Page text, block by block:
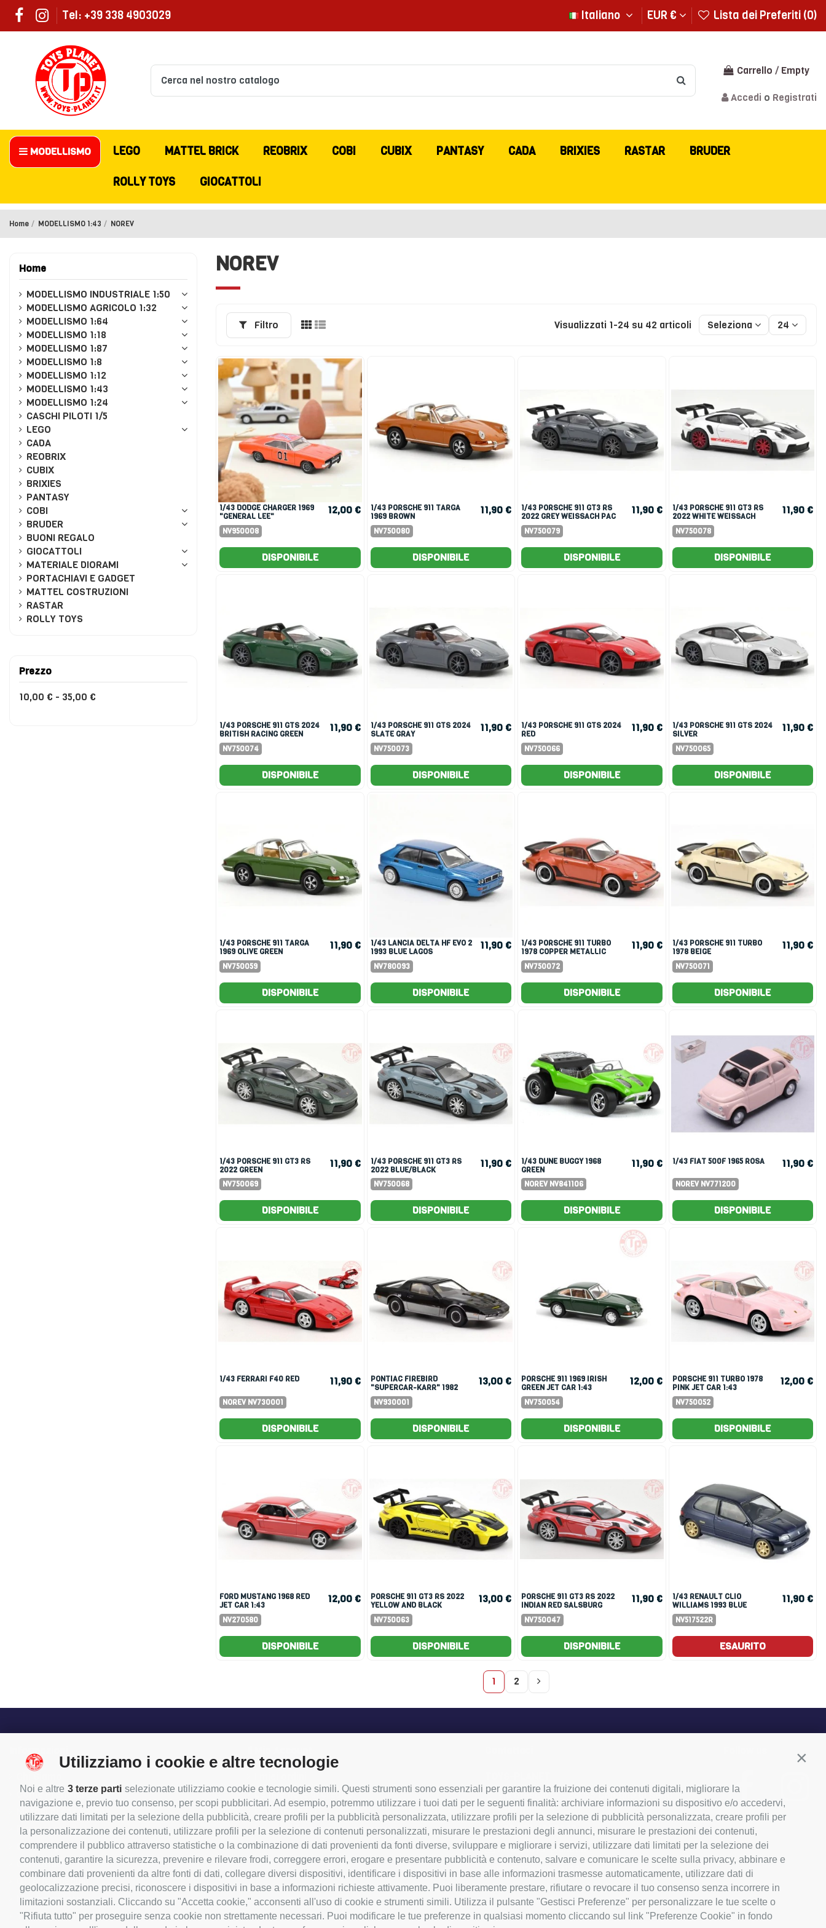
Utilizziamo i cookie e altre tecnologie
Noi e altre 3 terze parti selezionate utilizziamo cookie e tecnologie simili. Questi strumenti sono essenziali per garantire la fruizione dei contenuti digitali, migliorare la
navigazione e, previo tuo consenso, per scopi pubblicitari. Ad esempio, potremmo utilizzare i tuoi dati per le seguenti finalità: archiviare informazioni su dispositivo e/o accedervi,
utilizzare dati limitati per la selezione della pubblicità, creare profili per la pubblicità personalizzata, utilizzare profili per la selezione di pubblicità personalizzata, creare profili per
la personalizzazione dei contenuti, utilizzare profili per la selezione di contenuti personalizzati, misurare le prestazioni degli annunci, misurare le prestazioni dei contenuti,
comprendere il pubblico attraverso statistiche o la combinazione di dati provenienti da fonti diverse, sviluppare e migliorare i servizi, utilizzare dati limitati per la selezione dei
contenuti, garantire la sicurezza, prevenire e rilevare frodi, correggere errori, erogare e presentare pubblicità e contenuto, salvare e comunicare le scelte sulla privacy, abbinare e
combinare dati provenienti da altre fonti di dati, collegare diversi dispositivi, identificare i dispositivi in base alle informazioni trasmesse automaticamente, utilizzare dati di
geolocalizzazione precisi, riconoscere i dispositivi in base a informazioni richieste attivamente. Puoi liberamente prestare, rifiutare o revocare il tuo consenso senza incorrere in
limitazioni sostanziali. Cliccando su "Accetta cookie," acconsenti all'uso di cookie e strumenti simili. Utilizza il pulsante "Gestisci Preferenze" per personalizzare le tue scelte o
"Rifiuta tutto" per proseguire senza cookie non strettamente necessari. Puoi modificare le tue preferenze in qualsiasi momento cliccando sul link "Preferenze Cookie" in fondo
Tel: +39 338 4903029 Italiano EUR € Lista dei Preferiti (0)
Carrello /Empty
Accedi o Registrati
MODELLISMO LEGO MATTEL BRICK REOBRIX COBI CUBIX PANTASY CADA BRIXIES RASTAR BRUDER
ROLLY TOYS GIOCATTOLI
Home MODELLISMO 1:43 NOREV
NOREV
Filtro Visualizzati 1-24 su 42 articoli Seleziona 24
1/43 DODGE CHARGER 1969
"GENERAL LEE"
NV950008
12,00 €
DISPONIBILE
1/43 PORSCHE 911 TARGA
1969 BROWN
NV750080
11,90 €
DISPONIBILE
1/43 PORSCHE 911 GT3 RS
2022 GREY WEISSACH PAC
NV750079
11,90 €
DISPONIBILE
1/43 PORSCHE 911 GT3 RS
2022 WHITE WEISSACH
PACK
NV750078
11,90 €
DISPONIBILE
1/43 PORSCHE 911 GTS 2024
BRITISH RACING GREEN
NV750074
11,90 €
DISPONIBILE
1/43 PORSCHE 911 GTS 2024
SLATE GRAY
NV750073
11,90 €
DISPONIBILE
1/43 PORSCHE 911 GTS 2024
RED
NV750066
11,90 €
DISPONIBILE
1/43 PORSCHE 911 GTS 2024
SILVER
NV750065
11,90 €
DISPONIBILE
1/43 PORSCHE 911 TARGA
1969 OLIVE GREEN
NV750059
11,90 €
DISPONIBILE
1/43 LANCIA DELTA HF EVO 2
1993 BLUE LAGOS
NV780093
11,90 €
DISPONIBILE
1/43 PORSCHE 911 TURBO
1978 COPPER METALLIC
NV750072
11,90 €
DISPONIBILE
1/43 PORSCHE 911 TURBO
1978 BEIGE
NV750071
11,90 €
DISPONIBILE
1/43 PORSCHE 911 GT3 RS
2022 GREEN
METALLIC/BLACK
NV750069
11,90 €
DISPONIBILE
1/43 PORSCHE 911 GT3 RS
2022 BLUE/BLACK
NV750068
11,90 €
DISPONIBILE
1/43 DUNE BUGGY 1968
GREEN
NOREV NV841106
11,90 €
DISPONIBILE
1/43 FIAT 500F 1965 ROSA
NOREV NV771200
11,90 €
DISPONIBILE
1/43 FERRARI F40 RED
NOREV NV730001
11,90 €
DISPONIBILE
PONTIAC FIREBIRD
"SUPERCAR-KARR" 1982
JET-CAR 1:43
NV930001
13,00 €
DISPONIBILE
PORSCHE 911 1969 IRISH
GREEN JET CAR 1:43
NV750054
12,00 €
DISPONIBILE
PORSCHE 911 TURBO 1978
PINK JET CAR 1:43
NV750052
12,00 €
DISPONIBILE
FORD MUSTANG 1968 RED
JET CAR 1:43
NV270580
12,00 €
DISPONIBILE
PORSCHE 911 GT3 RS 2022
YELLOW AND BLACK
STICKERS JET CAR 1:43
NV750063
13,00 €
DISPONIBILE
PORSCHE 911 GT3 RS 2022
INDIAN RED SALSBURG
LIVERY JET CAR 1:43
NV750047
11,90 €
DISPONIBILE
1/43 RENAULT CLIO
WILLIAMS 1993 BLUE
NV517522R
11,90 €
ESAURITO
1 2
Home
MODELLISMO INDUSTRIALE 1:50
MODELLISMO AGRICOLO 1:32
MODELLISMO 1:64
MODELLISMO 1:18
MODELLISMO 1:87
MODELLISMO 1:8
MODELLISMO 1:12
MODELLISMO 1:43
MODELLISMO 1:24
CASCHI PILOTI 1/5
LEGO
CADA
REOBRIX
CUBIX
BRIXIES
PANTASY
COBI
BRUDER
BUONI REGALO
GIOCATTOLI
MATERIALE DIORAMI
PORTACHIAVI E GADGET
MATTEL COSTRUZIONI
RASTAR
ROLLY TOYS
Prezzo
10,00 € - 35,00 €
Informazioni
Come Prenotare
Metodi di spedizione
Pagamenti
Orari Negozio
Contattaci
Offerte Speciali
Nuovi prodotti
Termini e condizioni d'uso
Le mie note di credito
I miei indirizzi
Le mie informazioni personali
I miei buoni
Via Brescia, 2 - 24055 Cologno al Serio
(BG) Italia
+39 338 4903029
info@toys-planet.it
P.IVA IT03964650166